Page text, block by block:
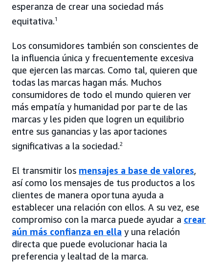
esperanza de crear una sociedad más
equitativa.1
Los consumidores también son conscientes de
la influencia única y frecuentemente excesiva
que ejercen las marcas. Como tal, quieren que
todas las marcas hagan más. Muchos
consumidores de todo el mundo quieren ver
más empatía y humanidad por parte de las
marcas y les piden que logren un equilibrio
entre sus ganancias y las aportaciones
significativas a la sociedad.2
El transmitir los mensajes a base de valores,
así como los mensajes de tus productos a los
clientes de manera oportuna ayuda a
establecer una relación con ellos. A su vez, ese
compromiso con la marca puede ayudar a crear
aún más confianza en ella y una relación
directa que puede evolucionar hacia la
preferencia y lealtad de la marca.